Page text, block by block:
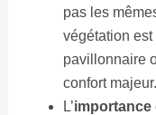
pas les
végétation est
pavillonnaire
confort majeur.
L’importance